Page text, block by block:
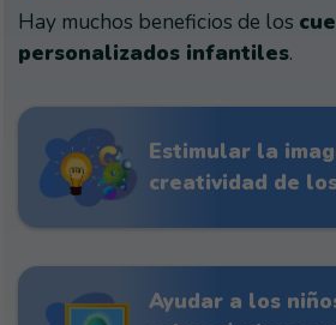
Hay muchos beneficios de los
personalizados infantiles.
Estimular la
creatividad de
Ayudar a los